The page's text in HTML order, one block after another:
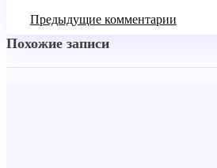
Предыдущие комментарии
Похожие записи